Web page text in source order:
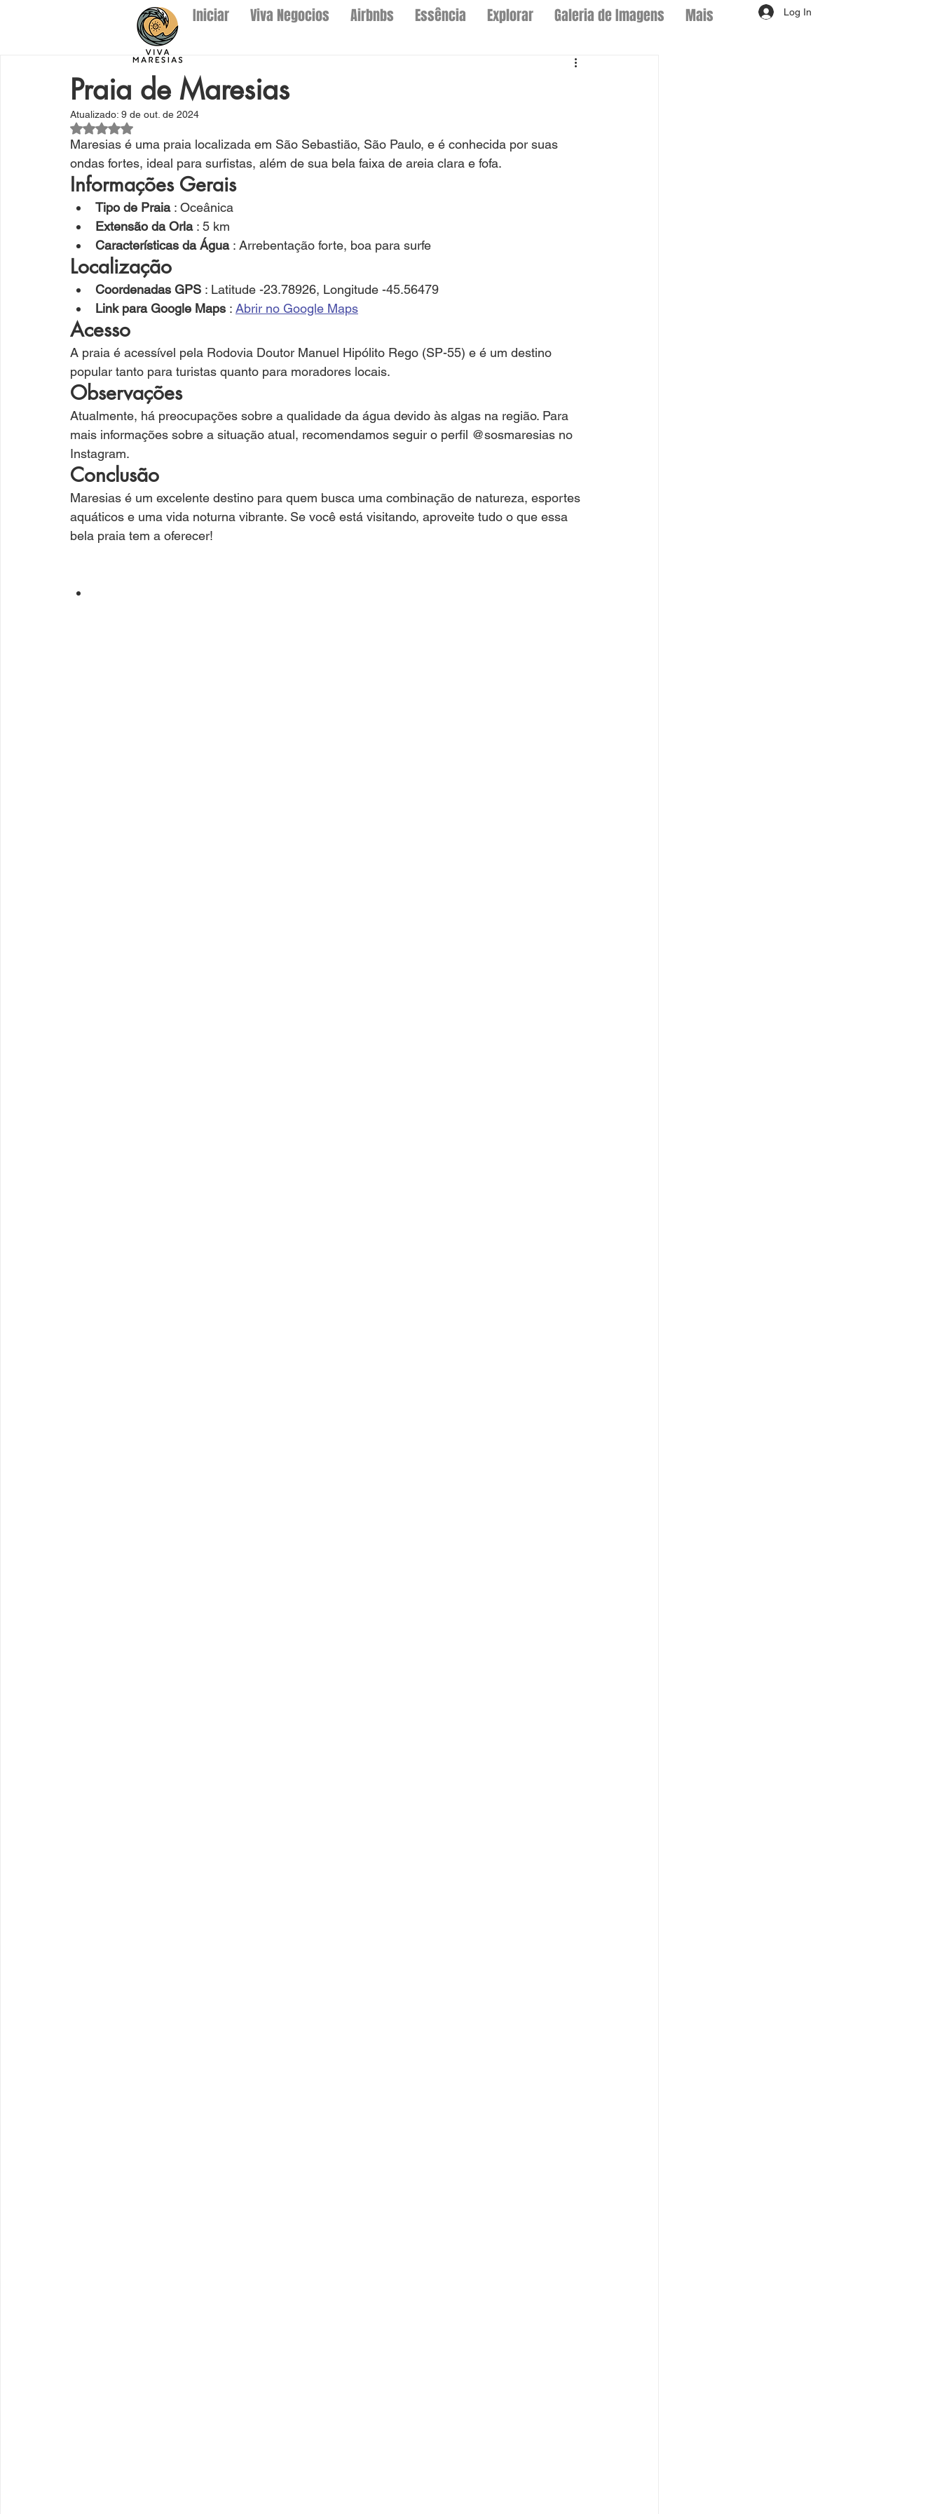
Iniciar Viva Negocios Airbnbs Essência Explorar Galeria de Imagens Mais Log In
Praia de Maresias
Atualizado: 9 de out. de 2024
Avaliado com NaN de 5 estrelas.
Maresias é uma praia localizada em São Sebastião, São Paulo, e é conhecida por suas
ondas fortes, ideal para surfistas, além de sua bela faixa de areia clara e fofa.
Informações Gerais
Tipo de Praia : Oceânica
Extensão da Orla : 5 km
Características da Água : Arrebentação forte, boa para surfe
Localização
Coordenadas GPS : Latitude -23.78926, Longitude -45.56479
Link para Google Maps : Abrir no Google Maps
Acesso
A praia é acessível pela Rodovia Doutor Manuel Hipólito Rego (SP-55) e é um destino
popular tanto para turistas quanto para moradores locais.
Observações
Atualmente, há preocupações sobre a qualidade da água devido às algas na região. Para
mais informações sobre a situação atual, recomendamos seguir o perfil @sosmaresias no
Instagram.
Conclusão
Maresias é um excelente destino para quem busca uma combinação de natureza, esportes
aquáticos e uma vida noturna vibrante. Se você está visitando, aproveite tudo o que essa
bela praia tem a oferecer!